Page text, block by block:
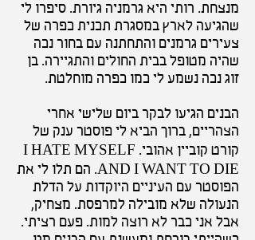
מנצחת. רותי היא גרמניה גיורת. סיפרו לי
שהגיעה לארץ במסגרת תכנית כפרה של
צעירים גרמנים והתחתנה עם בחור נכה
שהיה מטופל בבית החולים והתגיירה. בן
זוג נכה נשמע לי כמו כפרה מוחלטת.
הבנים הגיעו לבקר ביום שלישי אחרי
הצהריים, ברוך הביא לי פוסטר ענק של
קורט קוביין אהובי. I HATE MYSELF
AND I WANT TO DIE. הם תלו לי את
הפוסטר עם העיניים היוקדות על הדלת
הנעולה שלא מובילה למרפסת. מצחיק,
אבל אני כבר לא רוצה למות. פעם רציתי.